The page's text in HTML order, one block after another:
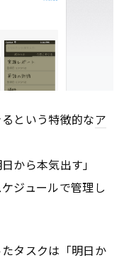
という特徴的なア
から本気出す」
ジュールで管理し
タスクは「明日か